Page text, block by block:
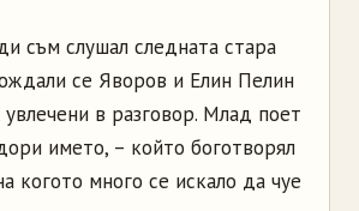
съм слушал следната стара
се Яворов и Елин Пелин
в разговор. Млад поет
името, – който боготворял
когото много се искало да чуе